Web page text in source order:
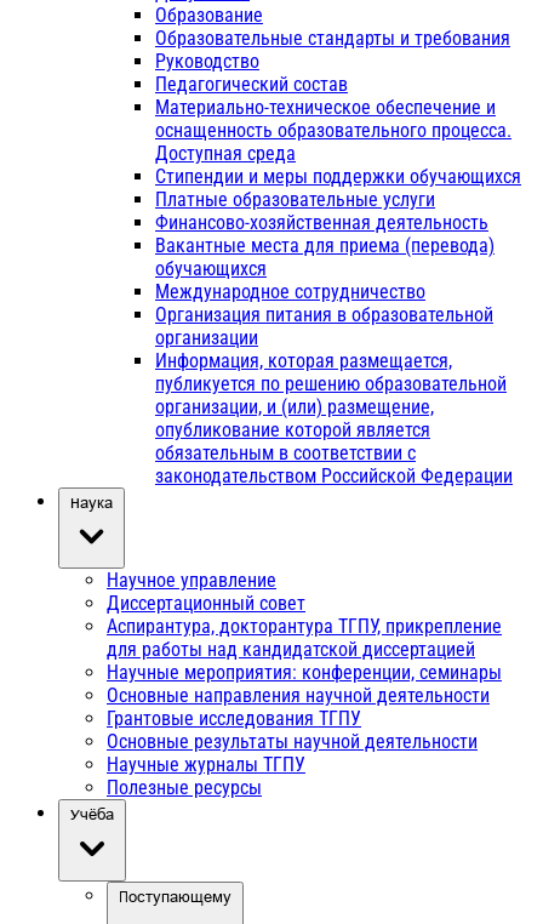
Образование
Образовательные стандарты и требования
Руководство
Педагогический состав
Материально-техническое обеспечение и
оснащенность образовательного процесса.
Доступная среда
Стипендии и меры поддержки обучающихся
Платные образовательные услуги
Финансово-хозяйственная деятельность
Вакантные места для приема (перевода)
обучающихся
Международное сотрудничество
Организация питания в образовательной
организации
Информация, которая размещается,
публикуется по решению образовательной
организации, и (или) размещение,
опубликование которой является
обязательным в соответствии с
законодательством Российской Федерации
Наука
Научное управление
Диссертационный совет
Аспирантура, докторантура ТГПУ, прикрепление
для работы над кандидатской диссертацией
Научные мероприятия: конференции, семинары
Основные направления научной деятельности
Грантовые исследования ТГПУ
Основные результаты научной деятельности
Научные журналы ТГПУ
Полезные ресурсы
Учёба
Поступающему